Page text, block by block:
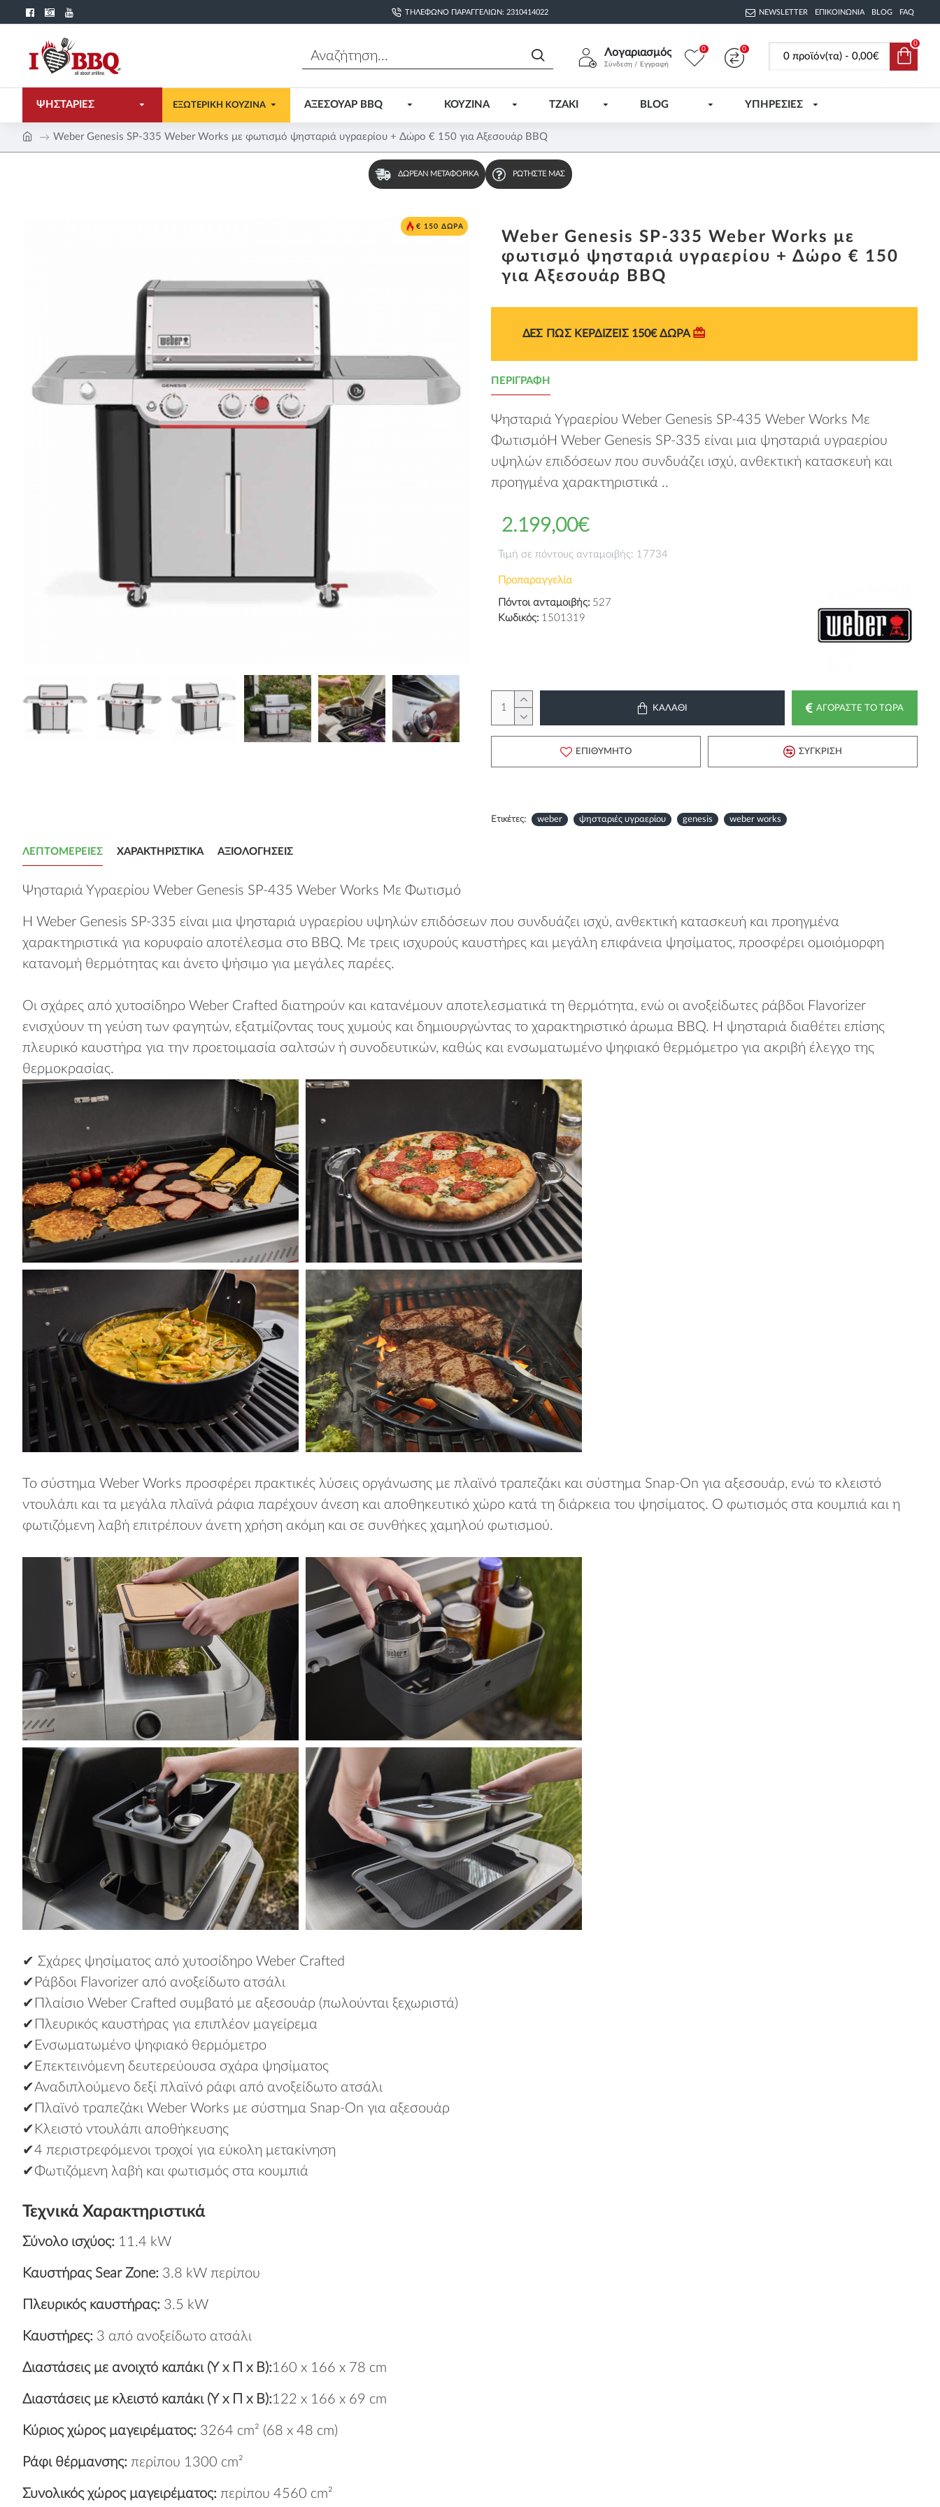
ΠΡΟΛΑΒΕ ΤΟ
Να μην εμφανιστεί ξανά.
ΤΗΛΈΦΩΝΟ ΠΑΡΑΓΓΕΛΙΏΝ: 2310414022 NEWSLETTER ΕΠΙΚΟΙΝΩΝΊΑ BLOG FAQ
Λογαριασμός
Σύνδεση / Εγγραφή
0 0
0 προϊόν(τα) - 0,00€
0
ΨΗΣΤΑΡΙΕΣ ΕΞΩΤΕΡΙΚΗ ΚΟΥΖΙΝΑ ΑΞΕΣΟΥΑΡ BBQ ΚΟΥΖΙΝΑ ΤΖΑΚΙ BLOG ΥΠΗΡΕΣΙΕΣ
Weber Genesis SP-335 Weber Works με φωτισμό ψησταριά υγραερίου + Δώρο € 150 για Αξεσουάρ BBQ
ΔΩΡΕΆΝ ΜΕΤΑΦΟΡΙΚΆ ΡΩΤΉΣΤΕ ΜΑΣ
€ 150 ΔΩΡΑ
Weber Genesis SP-335 Weber Works με
φωτισμό ψησταριά υγραερίου + Δώρο € 150
για Αξεσουάρ BBQ
ΔΕΣ ΠΩΣ ΚΕΡΔΙΖΕΙΣ 150€ ΔΩΡΑ
ΠΕΡΙΓΡΑΦΉ
Ψησταριά Υγραερίου Weber Genesis SP-435 Weber Works Με
ΦωτισμόΗ Weber Genesis SP-335 είναι μια ψησταριά υγραερίου
υψηλών επιδόσεων που συνδυάζει ισχύ, ανθεκτική κατασκευή και
προηγμένα χαρακτηριστικά ..
Προπαραγγελία
Πόντοι ανταμοιβής: 527
Κωδικός: 1501319
2.199,00€
Τιμή σε πόντους ανταμοιβής: 17734
ΚΑΛΆΘΙ ΑΓΟΡΆΣΤΕ ΤΟ ΤΏΡΑ
ΕΠΙΘΥΜΗΤΌ ΣΎΓΚΡΙΣΗ
Ετικέτες: weber ψησταριές υγραερίου genesis weber works
ΛΕΠΤΟΜΈΡΕΙΕΣ ΧΑΡΑΚΤΗΡΙΣΤΙΚΆ ΑΞΙΟΛΟΓΉΣΕΙΣ
Ψησταριά Υγραερίου Weber Genesis SP-435 Weber Works Με Φωτισμό
Η Weber Genesis SP-335 είναι μια ψησταριά υγραερίου υψηλών επιδόσεων που συνδυάζει ισχύ, ανθεκτική κατασκευή και προηγμένα
χαρακτηριστικά για κορυφαίο αποτέλεσμα στο BBQ. Με τρεις ισχυρούς καυστήρες και μεγάλη επιφάνεια ψησίματος, προσφέρει ομοιόμορφη
κατανομή θερμότητας και άνετο ψήσιμο για μεγάλες παρέες.
Οι σχάρες από χυτοσίδηρο Weber Crafted διατηρούν και κατανέμουν αποτελεσματικά τη θερμότητα, ενώ οι ανοξείδωτες ράβδοι Flavorizer
ενισχύουν τη γεύση των φαγητών, εξατμίζοντας τους χυμούς και δημιουργώντας το χαρακτηριστικό άρωμα BBQ. Η ψησταριά διαθέτει επίσης
πλευρικό καυστήρα για την προετοιμασία σαλτσών ή συνοδευτικών, καθώς και ενσωματωμένο ψηφιακό θερμόμετρο για ακριβή έλεγχο της
θερμοκρασίας.
Το σύστημα Weber Works προσφέρει πρακτικές λύσεις οργάνωσης με πλαϊνό τραπεζάκι και σύστημα Snap-On για αξεσουάρ, ενώ το κλειστό
ντουλάπι και τα μεγάλα πλαϊνά ράφια παρέχουν άνεση και αποθηκευτικό χώρο κατά τη διάρκεια του ψησίματος. Ο φωτισμός στα κουμπιά και η
φωτιζόμενη λαβή επιτρέπουν άνετη χρήση ακόμη και σε συνθήκες χαμηλού φωτισμού.
✔ Σχάρες ψησίματος από χυτοσίδηρο Weber Crafted
✔Ράβδοι Flavorizer από ανοξείδωτο ατσάλι
✔Πλαίσιο Weber Crafted συμβατό με αξεσουάρ (πωλούνται ξεχωριστά)
✔Πλευρικός καυστήρας για επιπλέον μαγείρεμα
✔Ενσωματωμένο ψηφιακό θερμόμετρο
✔Επεκτεινόμενη δευτερεύουσα σχάρα ψησίματος
✔Αναδιπλούμενο δεξί πλαϊνό ράφι από ανοξείδωτο ατσάλι
✔Πλαϊνό τραπεζάκι Weber Works με σύστημα Snap-On για αξεσουάρ
✔Κλειστό ντουλάπι αποθήκευσης
✔4 περιστρεφόμενοι τροχοί για εύκολη μετακίνηση
✔Φωτιζόμενη λαβή και φωτισμός στα κουμπιά
Τεχνικά Χαρακτηριστικά
Σύνολο ισχύος: 11.4 kW
Καυστήρας Sear Zone: 3.8 kW περίπου
Πλευρικός καυστήρας: 3.5 kW
Καυστήρες: 3 από ανοξείδωτο ατσάλι
Διαστάσεις με ανοιχτό καπάκι (Υ x Π x Β):160 x 166 x 78 cm
Διαστάσεις με κλειστό καπάκι (Υ x Π x Β):122 x 166 x 69 cm
Κύριος χώρος μαγειρέματος: 3264 cm² (68 x 48 cm)
Ράφι θέρμανσης: περίπου 1300 cm²
Συνολικός χώρος μαγειρέματος: περίπου 4560 cm²